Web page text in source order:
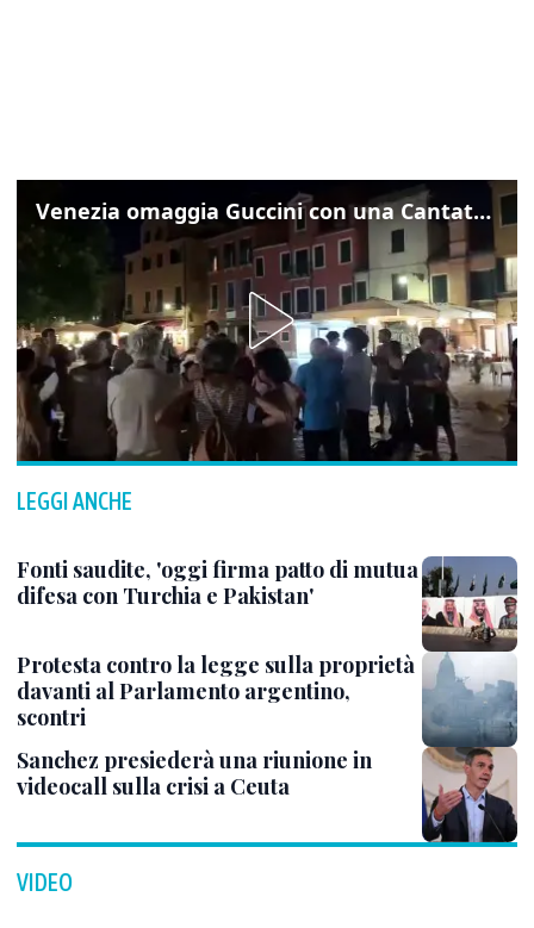
Venezia omaggia Guccini con una Cantata Anarchica in campo Santa Margherita
LEGGI ANCHE
Fonti saudite, 'oggi firma patto di mutua
difesa con Turchia e Pakistan'
Protesta contro la legge sulla proprietà
davanti al Parlamento argentino,
scontri
Sanchez presiederà una riunione in
videocall sulla crisi a Ceuta
VIDEO